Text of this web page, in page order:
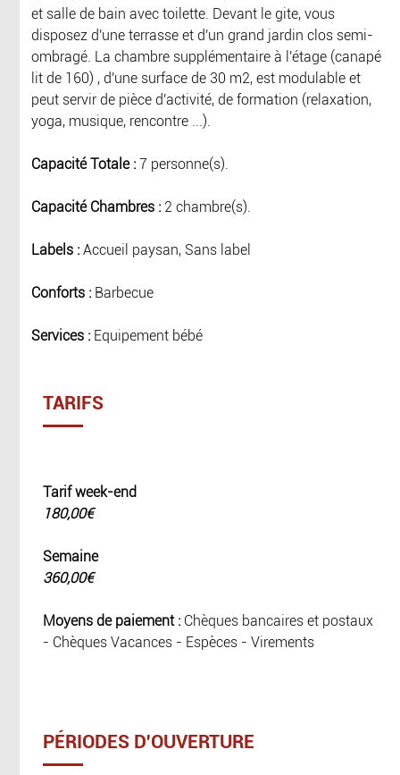
et salle de bain avec toilette. Devant le gite, vous
disposez d'une terrasse et d'un grand jardin clos semi-
ombragé. La chambre supplémentaire à l'étage (canapé
lit de 160) , d'une surface de 30 m2, est modulable et
peut servir de pièce d'activité, de formation (relaxation,
yoga, musique, rencontre ...).
Capacité Totale :7 personne(s).
Capacité Chambres : 2 chambre(s).
Labels :Accueil paysan, Sans label
Conforts : Barbecue
Services : Equipement bébé
TARIFS
Tarif week-end
180,00€
Semaine
360,00€
Moyens de paiement : Chèques bancaires et postaux
- Chèques Vacances - Espèces - Virements
PÉRIODES D'OUVERTURE